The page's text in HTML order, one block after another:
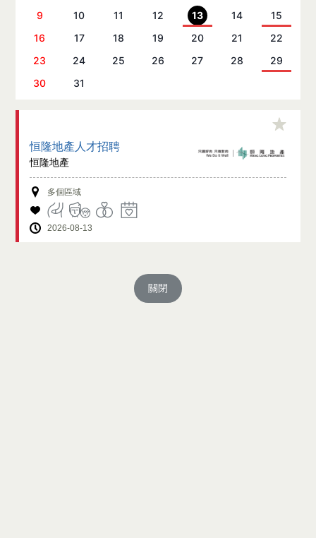
9
10 11 12 13 14
15
16
17 18 19 20 21
22
23
24 25 26 27 28
29
30
31
恒隆地產人才招聘
恒隆地產
多個區域
2026-08-13
關閉